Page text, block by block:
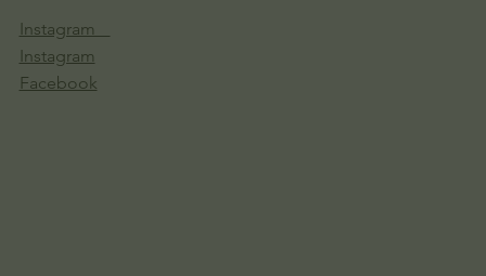
Instagram
Instagram
Facebook